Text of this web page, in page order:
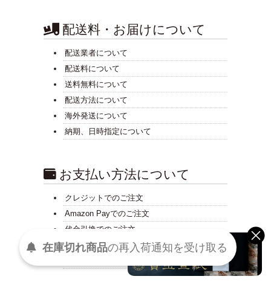
配送料・お届けについて
配送業者について
配送料について
送料無料について
配送方法について
海外発送について
納期、日時指定について
お支払い方法について
クレジットでのご注文
Amazon Payでのご注文
代金引換でのご注文
銀行振込でのご注文
在庫切れ商品の再入荷通知を受け取る